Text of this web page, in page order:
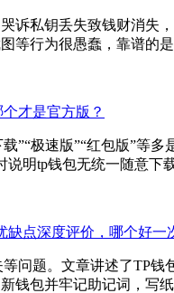
诉私钥丢失致钱财消失
等行为很愚蠢，靠谱的
才是官方版？
”“极速版”“红包版”等
明tp钱包无统一随意下
缺点深度评价，哪个好一
问题。文章讲述了TP
钱包并牢记助记词，写